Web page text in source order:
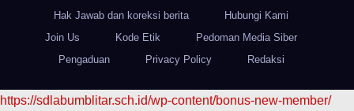
Hak Jawab dan koreksi berita
Hubungi Kami
Join Us
Kode Etik
Pedoman Media Siber
Pengaduan
Privacy Policy Redaksi
https://sdlabumblitar.sch.id/wp-content/bonus-new-member/